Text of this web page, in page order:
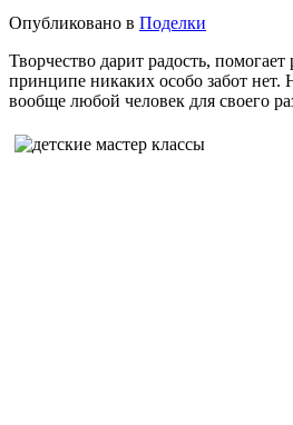
Опубликовано в Поделки
Творчество дарит радость,
принципе никаких особо забот нет.
вообще любой человек для своего